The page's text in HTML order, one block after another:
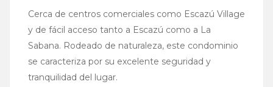
Cerca de centros comerciales como Escazú Village
y de fácil acceso tanto a Escazú como a La
Sabana. Rodeado de naturaleza, este condominio
se caracteriza por su excelente seguridad y
tranquilidad del lugar.